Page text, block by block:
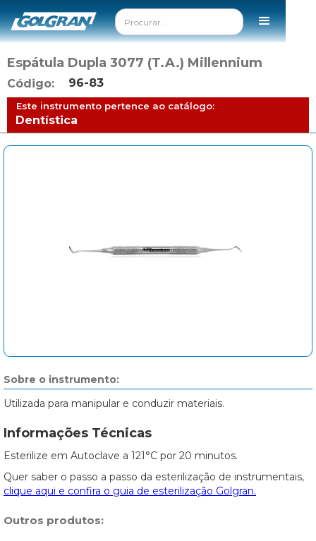
Espátula Dupla 3077 (T.A.) Millennium
Código: 96-83
Este instrumento pertence ao catálogo:
Dentística
Sobre o instrumento:
Utilizada para manipular e conduzir materiais.
Informações Técnicas
Esterilize em Autoclave a 121°C por 20 minutos.
Quer saber o passo a passo da esterilização de instrumentais,
clique aqui e confira o guia de esterilização Golgran.
Outros produtos: